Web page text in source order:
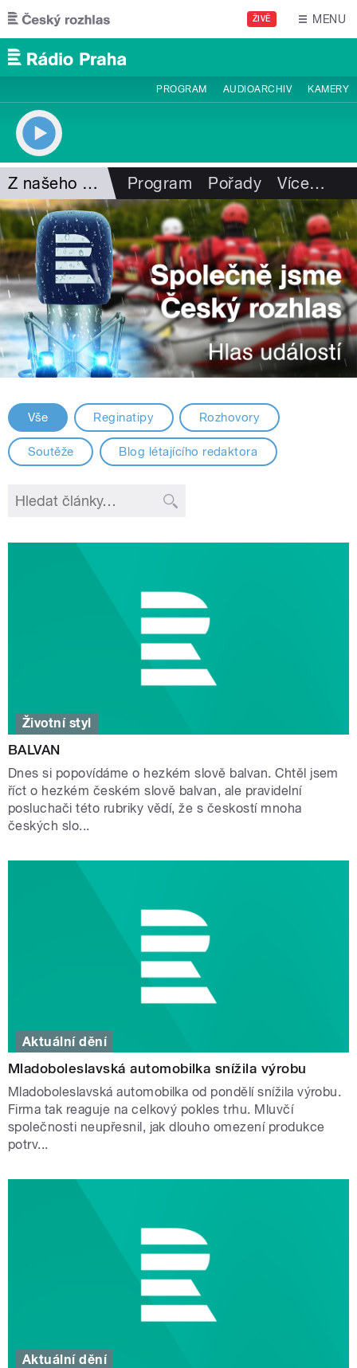
Přejít k hlavnímu obsahu
ŽIVĚ MENU
PROGRAM AUDIOARCHIV KAMERY
Z našeho vysílání Program Pořady Více…
Vše Reginatipy Rozhovory
Soutěže Blog létajícího redaktora
Životní styl
BALVAN
Dnes si popovídáme o hezkém slově balvan. Chtěl jsem
říct o hezkém českém slově balvan, ale pravidelní
posluchači této rubriky vědí, že s českostí mnoha
českých slo...
Aktuální dění
Mladoboleslavská automobilka snížila výrobu
Mladoboleslavská automobilka od pondělí snížila výrobu.
Firma tak reaguje na celkový pokles trhu. Mluvčí
společnosti neupřesnil, jak dlouho omezení produkce
potrv...
Aktuální dění